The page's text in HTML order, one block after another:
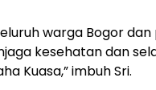
warga Bogor
kesehatan dan
Kuasa,” imbuh Sri.